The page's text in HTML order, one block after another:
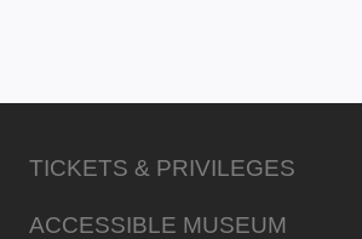
TICKETS & PRIVILEGES
ACCESSIBLE MUSEUM